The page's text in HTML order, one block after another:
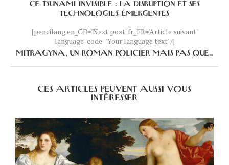
CE TSUNAMI INVISIBLE : LA DISRUPTION ET SES
TECHNOLOGIES ÉMERGENTES
[pencilang en_GB='Next post' fr_FR='Article suivant'
language_code='Your language text' /]
MITRAGYNA, UN ROMAN POLICIER MAIS PAS QUE…
CES ARTICLES PEUVENT AUSSI VOUS
INTÉRESSER